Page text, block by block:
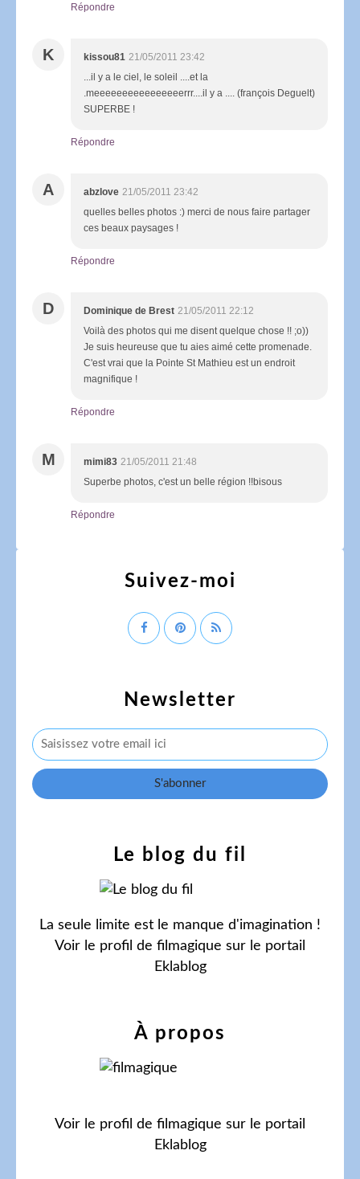
Répondre
K kissou81 21/05/2011 23:42
...il y a le ciel, le soleil ....et la
.meeeeeeeeeeeeeeeerrr....il y a .... (françois Deguelt)
SUPERBE !
Répondre
A abzlove 21/05/2011 23:42
quelles belles photos :) merci de nous faire partager
ces beaux paysages !
Répondre
D Dominique de Brest 21/05/2011 22:12
Voilà des photos qui me disent quelque chose !! ;o))
Je suis heureuse que tu aies aimé cette promenade.
C'est vrai que la Pointe St Mathieu est un endroit
magnifique !
Répondre
M mimi83 21/05/2011 21:48
Superbe photos, c'est un belle région !!bisous
Répondre
Newsletter
Le blog du fil
La seule limite est le manque d'imagination !
Voir le profil de filmagique sur le portail
Eklablog
Suivez-moi
À propos
Voir le profil de filmagique sur le portail
Eklablog